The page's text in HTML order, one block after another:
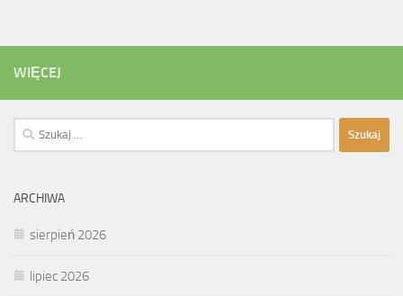
WIĘCEJ
Szukaj:
ARCHIWA
sierpień 2026
lipiec 2026